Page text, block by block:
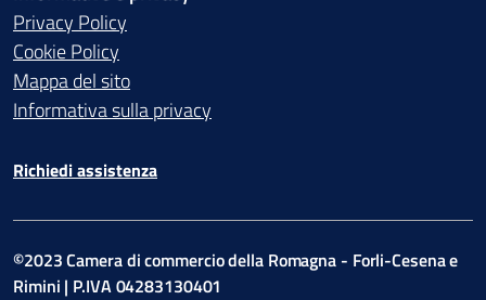
Privacy Policy
Cookie Policy
Mappa del sito
Informativa sulla privacy
Richiedi assistenza
©2023 Camera di commercio della Romagna - Forli-Cesena e
Rimini | P.IVA 04283130401